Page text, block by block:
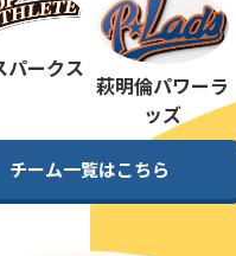
ポップアスリートカップ
ポップアスリートカップ
ポップアスリートカップ
ポップアスリートカップ
パークス
萩明倫パワーラ
ッズ
チーム一覧はこちら